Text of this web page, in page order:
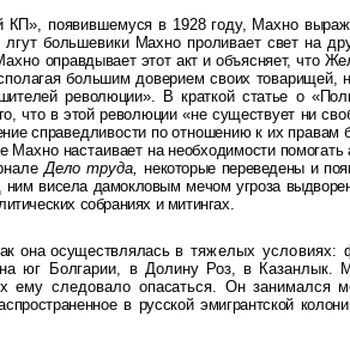
появившемуся в 1928 году, Махно
большевики Махно проливает свет на
оправдывает этот акт и объясняет, что
большим доверием своих товарищей,
революции». В краткой статье о
что в этой революции «не существует ни
справедливости по отношению к их правам
Махно настаиваетна необходимости
Дело труда,некоторые переведены и
висела дамокловым мечом угроза
собраниях и митингах.
она осуществляласьв тяжелых условиях:
юг Болгарии, в Долину Роз, в Казанлык.
ему следовало опасаться. Он занимался
в русской эмигрантской